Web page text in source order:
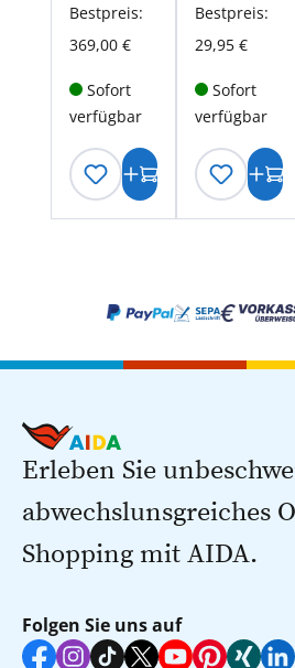
Bestpreis:
369,00 €
Sofort
verfügbar
Bestpreis:
29,95 €
Sofort
verfügbar
Erleben Sie
abwechslunsgreiches
Shopping mit AIDA.
Folgen Sie uns auf